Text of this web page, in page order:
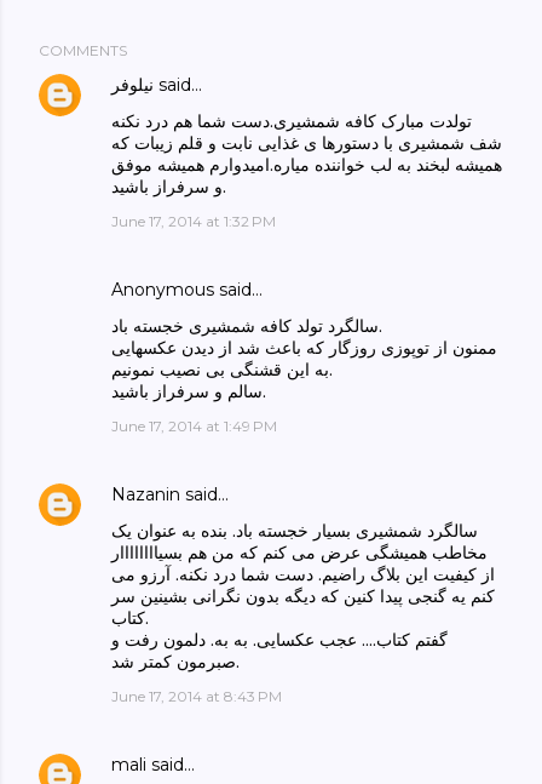
COMMENTS
نیلوفر said…
تولدت مبارک کافه شمشیری.دست شما هم درد نکنه
شف شمشیری با دستورها ی غذایی نابت و قلم زیبات که
همیشه لبخند به لب خواننده میاره.امیدوارم همیشه موفق
و سرفراز باشید.
June 17, 2014 at 1:32 PM
Anonymous said…
سالگرد تولد کافه شمشیری خجسته باد.
ممنون از توپوزی روزگار که باعث شد از دیدن عکسهایی
به این قشنگی بی نصیب نمونیم.
سالم و سرفراز باشید.
June 17, 2014 at 1:49 PM
Nazanin said…
سالگرد شمشیری بسیار خجسته باد. بنده به عنوان یک
مخاطب همیشگی عرض می کنم که من هم بسیاااااااار
از کیفیت این بلاگ راضیم. دست شما درد نکنه. آرزو می
کنم یه گنجی پیدا کنین که دیگه بدون نگرانی بشینین سر
کتاب.
گفتم کتاب.... عجب عکسایی. به به. دلمون رفت و
صبرمون کمتر شد.
June 17, 2014 at 8:43 PM
mali said…